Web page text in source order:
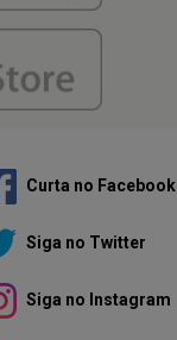
Curta no Facebook
Siga no Twitter
Siga no Instagram